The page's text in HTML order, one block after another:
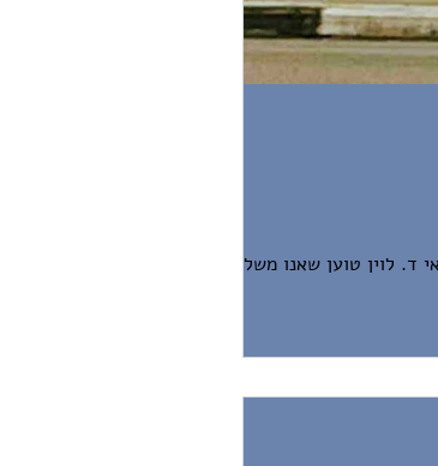
ד. לוין טוען שאנו משלמים על